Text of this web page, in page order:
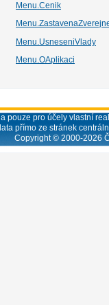
Menu.Cenik
Menu.UsneseniVlady
Menu.OAplikaci
pouze pro účely vlastní
přímo ze stránek
Copyright © 2000-2026